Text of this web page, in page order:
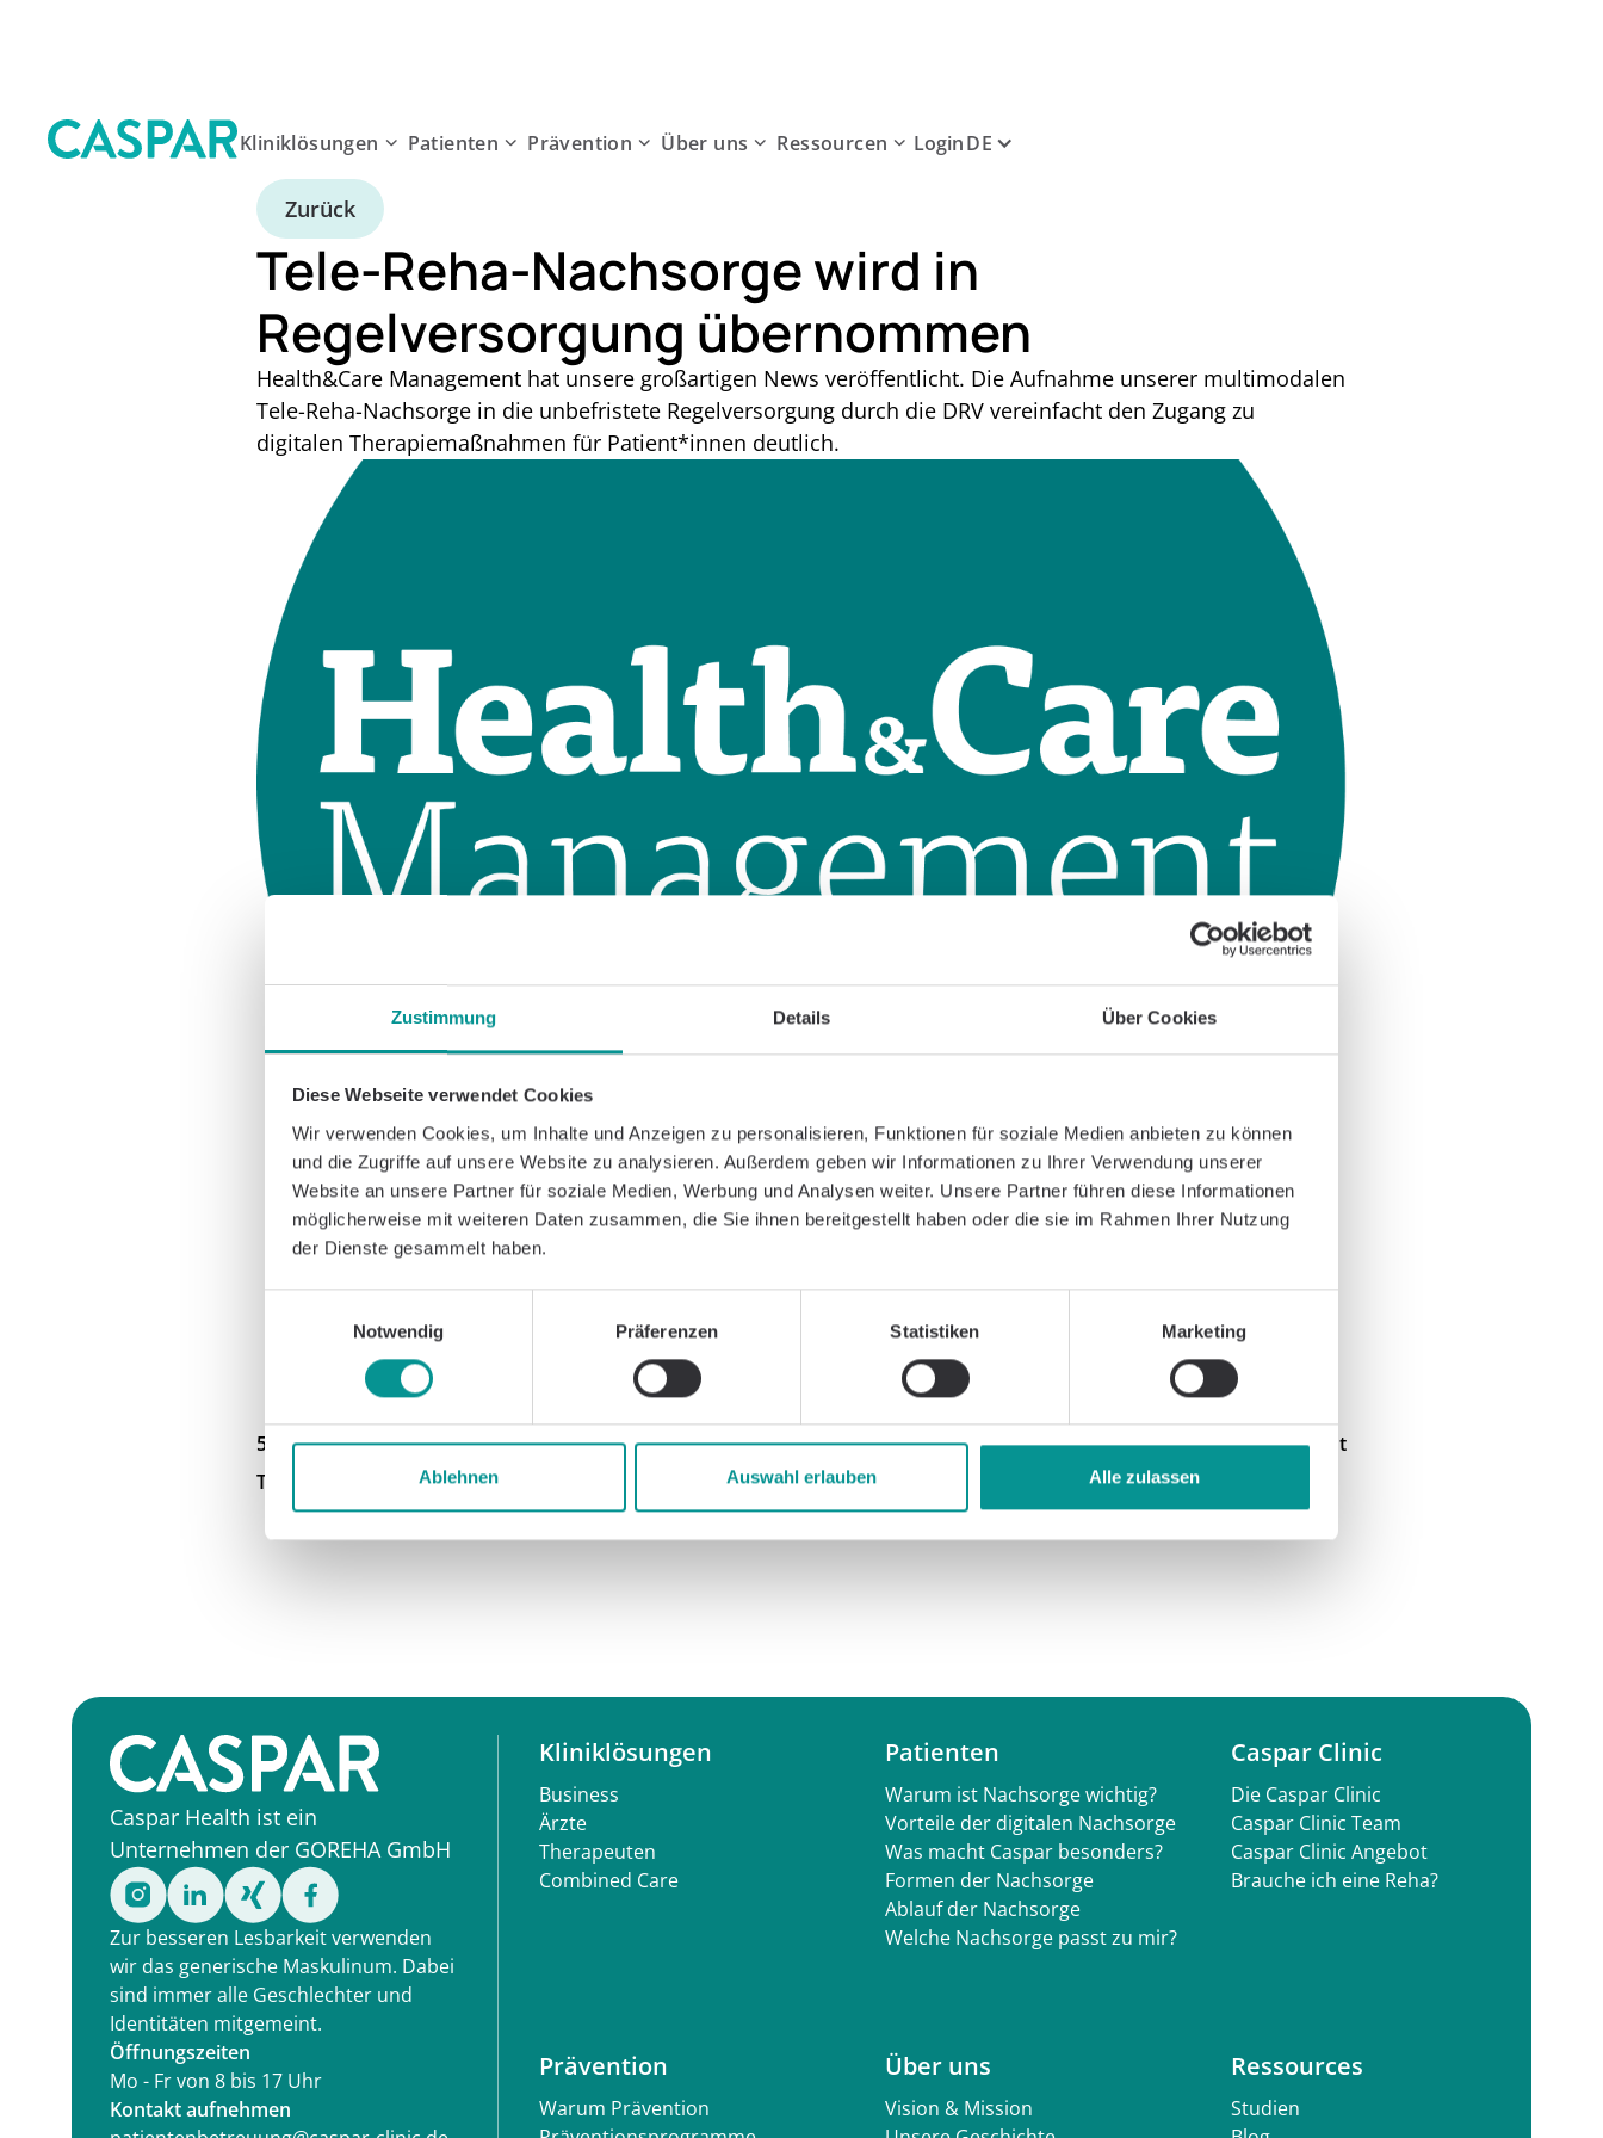
Zustimmung Details Über Cookies
Diese Webseite verwendet Cookies
Wir verwenden Cookies, um Inhalte und Anzeigen zu personalisieren, Funktionen für soziale Medien anbieten zu können
und die Zugriffe auf unsere Website zu analysieren. Außerdem geben wir Informationen zu Ihrer Verwendung unserer
Website an unsere Partner für soziale Medien, Werbung und Analysen weiter. Unsere Partner führen diese Informationen
möglicherweise mit weiteren Daten zusammen, die Sie ihnen bereitgestellt haben oder die sie im Rahmen Ihrer Nutzung
der Dienste gesammelt haben.
Notwendig
Präferenzen Statistiken Marketing
Ablehnen Auswahl erlauben Alle zulassen
Kliniklösungen Patienten Prävention Über uns Ressourcen LoginDE
Zurück
Tele-Reha-Nachsorge wird in
Regelversorgung übernommen
Health&Care Management hat unsere großartigen News veröffentlicht. Die Aufnahme unserer multimodalen
Tele-Reha-Nachsorge in die unbefristete Regelversorgung durch die DRV vereinfacht den Zugang zu
digitalen Therapiemaßnahmen für Patient*innen deutlich.
5/1/2022
Health & Care Management
Teilen
Caspar Health ist ein
Unternehmen der GOREHA GmbH
Zur besseren Lesbarkeit verwenden
wir das generische Maskulinum. Dabei
sind immer alle Geschlechter und
Identitäten mitgemeint.
Öffnungszeiten
Mo - Fr von 8 bis 17 Uhr
Kontakt aufnehmen
Kliniklösungen
Business
Ärzte
Therapeuten
Combined Care
Patienten
Warum ist Nachsorge wichtig?
Vorteile der digitalen Nachsorge
Was macht Caspar besonders?
Formen der Nachsorge
Ablauf der Nachsorge
Welche Nachsorge passt zu mir?
Caspar Clinic
Die Caspar Clinic
Caspar Clinic Team
Caspar Clinic Angebot
Brauche ich eine Reha?
Prävention
Warum Prävention
Über uns
Vision & Mission
Ressources
Studien